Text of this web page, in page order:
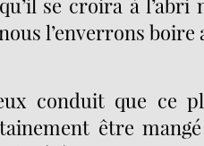
se croira à l’abri
l’enverrons
conduit que ce
être